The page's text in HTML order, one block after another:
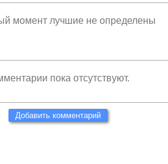
момент лучшие не определены
пока отсутствуют.
Добавить комментарий